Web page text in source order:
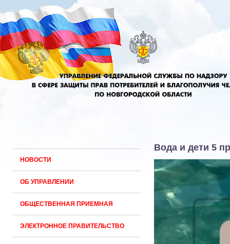
НОВОСТИ
ОБ УПРАВЛЕНИИ
ОБЩЕСТВЕННАЯ ПРИЕМНАЯ
ЭЛЕКТРОННОЕ ПРАВИТЕЛЬСТВО
Вода и дети 5